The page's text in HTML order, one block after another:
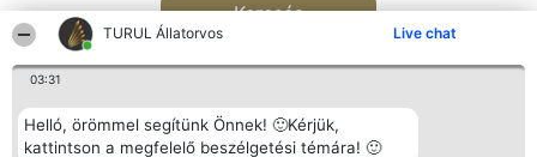
TURUL Állatorvos Live chat
03:31
Helló, örömmel segítünk Önnek! 🙂Kérjük,
kattintson a megfelelő beszélgetési témára! 🙂
Keresés